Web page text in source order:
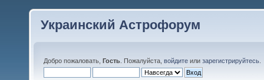
Украинский Астрофорум
Добро пожаловать, Гость . Пожалуйста, войдите или зарегистрируйтесь